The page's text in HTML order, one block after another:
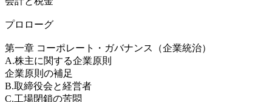
プロローグ
第一章 コーポレート・ガバナンス（企業統治）
A.株主に関する企業原則
企業原則の補足
B.取締役会と経営者
C.工場閉鎖の苦悶